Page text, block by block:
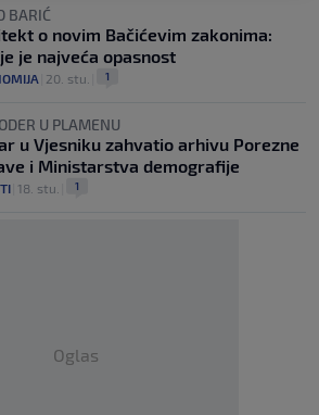
BARIĆ
o novim Bačićevim zakonima:
je najveća opasnost
20. stu. 1
U PLAMENU
u Vjesniku zahvatio arhivu Porezne
i Ministarstva demografije
18. stu. 1
Oglas